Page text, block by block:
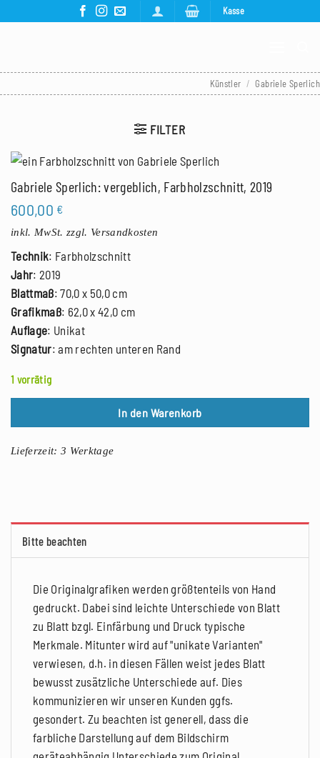
Kasse
Künstler / Gabriele Sperlich
FILTER
Gabriele Sperlich: vergeblich, Farbholzschnitt, 2019
600,00 €
inkl. MwSt. zzgl. Versandkosten
Technik: Farbholzschnitt
Jahr: 2019
Blattmaß: 70,0 x 50,0 cm
Grafikmaß: 62,0 x 42,0 cm
Auflage: Unikat
Signatur: am rechten unteren Rand
1 vorrätig
In den Warenkorb
Lieferzeit:3 Werktage
Bitte beachten
Die Originalgrafiken werden größtenteils von Hand
gedruckt. Dabei sind leichte Unterschiede von Blatt
zu Blatt bzgl. Einfärbung und Druck typische
Merkmale. Mitunter wird auf "unikate Varianten"
verwiesen, d.h. in diesen Fällen weist jedes Blatt
bewusst zusätzliche Unterschiede auf. Dies
kommunizieren wir unseren Kunden ggfs.
gesondert. Zu beachten ist generell, dass die
farbliche Darstellung auf dem Bildschirm